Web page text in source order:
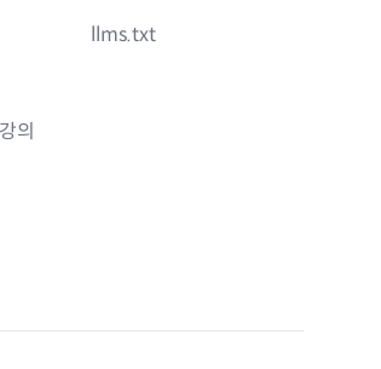
의
llms.txt